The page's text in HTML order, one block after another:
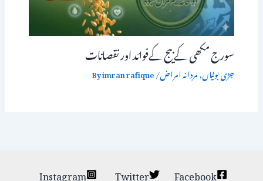
سورج مکھی کے بیج کےفوائد اور نقصانات
جڑی بوٹیاں,مردانہ امراض/ By
imran rafique
Facebook
Twitter
Instagram